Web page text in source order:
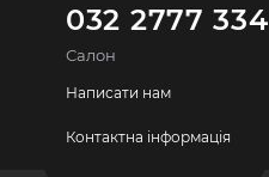
032 2777 334
Салон
Написати нам
Контактна інформація